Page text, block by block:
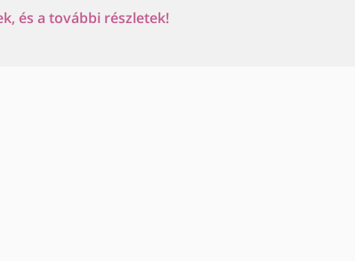
és a további részletek!